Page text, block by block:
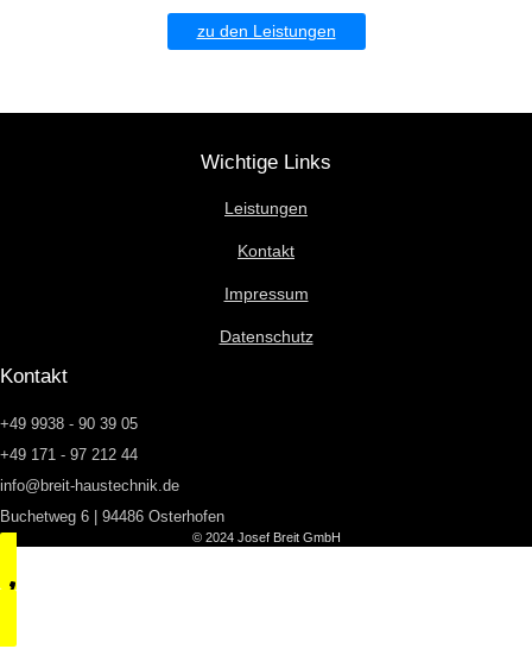
zu den Leistungen
Wichtige Links
Leistungen
Kontakt
Impressum
Datenschutz
Kontakt
+49 9938 - 90 39 05
+49 171 - 97 212 44
info@breit-haustechnik.de
Buchetweg 6 | 94486 Osterhofen
© 2024 Josef Breit GmbH